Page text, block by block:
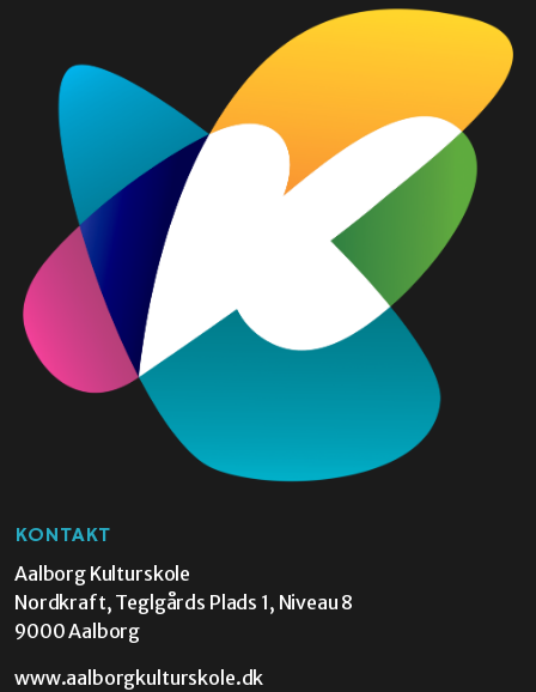
KONTAKT
Aalborg Kulturskole
Nordkraft, Teglgårds Plads 1, Niveau 8
9000 Aalborg
www.aalborgkulturskole.dk